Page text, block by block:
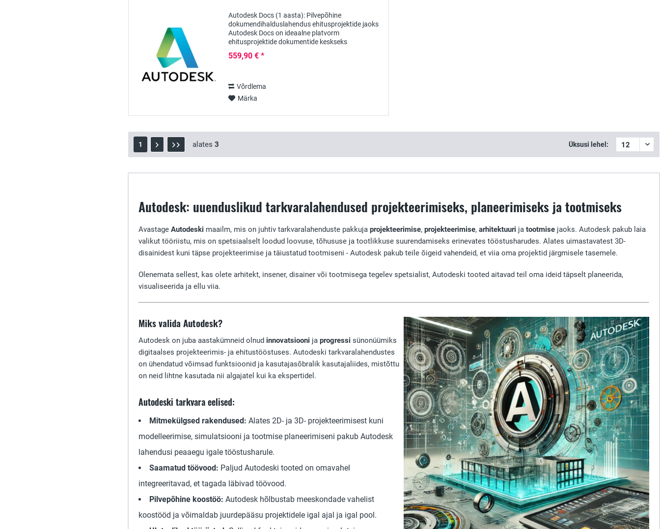
Autodesk Docs (1 aasta): Pilvepõhine
dokumendihalduslahendus ehitusprojektide jaoks
Autodesk Docs on ideaalne platvorm
ehitusprojektide dokumentide keskseks
tellimusega saate juurdepääsu...
559,90 € *
Võrdlema
Märka
1 alates 3 Üksusi lehel:
Autodesk: uuenduslikud tarkvaralahendused projekteerimiseks, planeerimiseks ja tootmiseks
Avastage Autodeski maailm, mis on juhtiv tarkvaralahenduste pakkuja projekteerimise, projekteerimise, arhitektuuri ja tootmise jaoks. Autodesk pakub laia
valikut tööriistu, mis on spetsiaalselt loodud loovuse, tõhususe ja tootlikkuse suurendamiseks erinevates tööstusharudes. Alates uimastavatest 3D-
disainidest kuni täpse projekteerimise ja täiustatud tootmiseni - Autodesk pakub teile õigeid vahendeid, et viia oma projektid järgmisele tasemele.
Olenemata sellest, kas olete arhitekt, insener, disainer või tootmisega tegelev spetsialist, Autodeski tooted aitavad teil oma ideid täpselt planeerida,
visualiseerida ja ellu viia.
Miks valida Autodesk?
Autodesk on juba aastakümneid olnud innovatsiooni ja progressi sünonüümiks
digitaalses projekteerimis- ja ehitustööstuses. Autodeski tarkvaralahendustes
on ühendatud võimsad funktsioonid ja kasutajasõbralik kasutajaliides, mistõttu
on neid lihtne kasutada nii algajatel kui ka ekspertidel.
Autodeski tarkvara eelised:
Mitmekülgsed rakendused: Alates 2D- ja 3D- projekteerimisest kuni
modelleerimise, simulatsiooni ja tootmise planeerimiseni pakub Autodesk
lahendusi peaaegu igale tööstusharule.
Saamatud töövood: Paljud Autodeski tooted on omavahel
integreeritavad, et tagada läbivad töövood.
Pilvepõhine koostöö: Autodesk hõlbustab meeskondade vahelist
koostööd ja võimaldab juurdepääsu projektidele igal ajal ja igal pool.